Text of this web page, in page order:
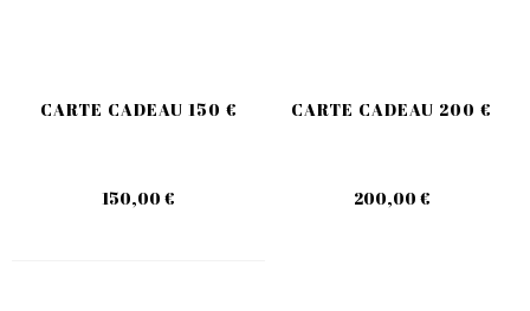
CARTE CADEAU 150 €
150,00 €
CARTE CADEAU 200 €
200,00 €